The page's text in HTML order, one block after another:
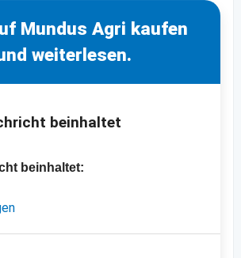
Mundus Agri kaufen
weiterlesen.
beinhaltet
beinhaltet:
zu Kürbiskernen